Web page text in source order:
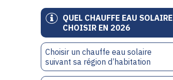
QUEL CHAUFFE EAU SOLAIRE
CHOISIR EN 2026
Choisir un chauffe eau solaire
suivant sa région d’habitation